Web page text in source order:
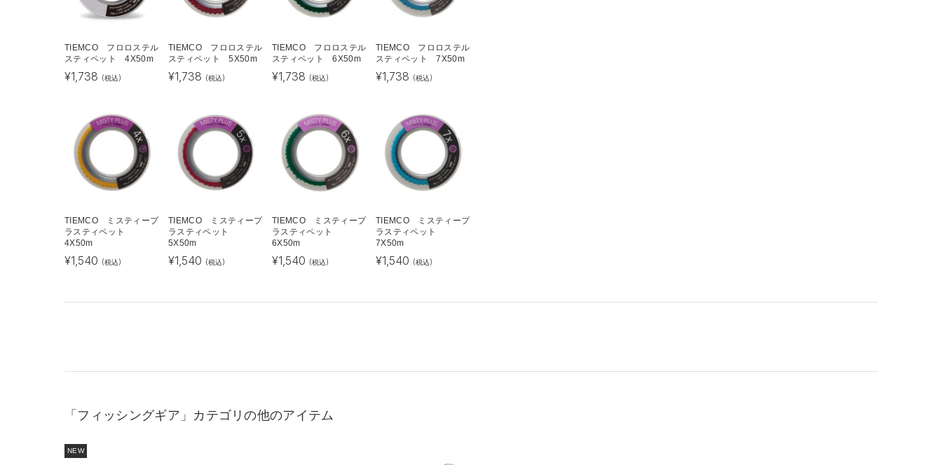
TIEMCO フロロステル
スティペット 4X50m
¥1,738 (税込)
TIEMCO フロロステル
スティペット 5X50m
¥1,738 (税込)
TIEMCO フロロステル
スティペット 6X50m
¥1,738 (税込)
TIEMCO フロロステル
スティペット 7X50m
¥1,738 (税込)
TIEMCO ミスティープ
ラスティペット
4X50m
¥1,540 (税込)
TIEMCO ミスティープ
ラスティペット
5X50m
¥1,540 (税込)
TIEMCO ミスティープ
ラスティペット
6X50m
¥1,540 (税込)
TIEMCO ミスティープ
ラスティペット
7X50m
¥1,540 (税込)
「フィッシングギア」カテゴリの他のアイテム
NEW